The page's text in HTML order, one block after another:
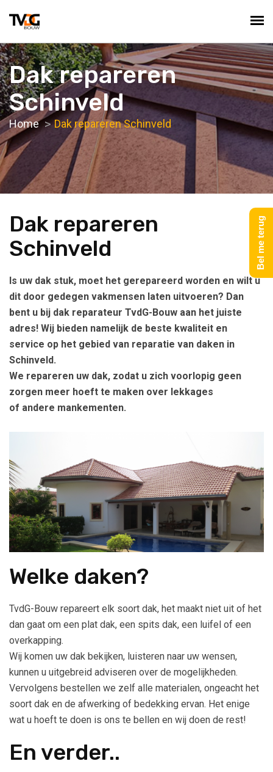
Dak repareren
Schinveld
Home Dak repareren Schinveld
Dak repareren
Schinveld
Is uw dak stuk, moet het gerepareerd worden en wilt u
dit door gedegen vakmensen laten uitvoeren? Dan
bent u bij dak reparateur TvdG-Bouw aan het juiste
adres! Wij bieden namelijk de beste kwaliteit en
service op het gebied van reparatie van daken in
Schinveld.
We repareren uw dak, zodat u zich voorlopig geen
zorgen meer hoeft te maken over lekkages
of andere mankementen.
Welke daken?
TvdG-Bouw repareert elk soort dak, het maakt niet uit of het
dan gaat om een plat dak, een spits dak, een luifel of een
overkapping.
Wij komen uw dak bekijken, luisteren naar uw wensen,
kunnen u uitgebreid adviseren over de mogelijkheden.
Vervolgens bestellen we zelf alle materialen, ongeacht het
soort dak en de afwerking of bedekking ervan. Het enige
wat u hoeft te doen is ons te bellen en wij doen de rest!
En verder..
Bel me terug